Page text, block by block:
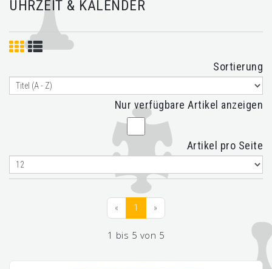
UHRZEIT & KALENDER
Sortierung
Nur verfügbare Artikel anzeigen
Artikel pro Seite
« 1 »
1 bis 5 von 5